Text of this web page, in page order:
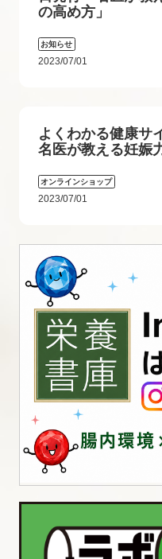
の高め方」
お知らせ
2023/07/01
よくわかる健康サ
名医が教える妊娠
オンラインショップ
2023/07/01